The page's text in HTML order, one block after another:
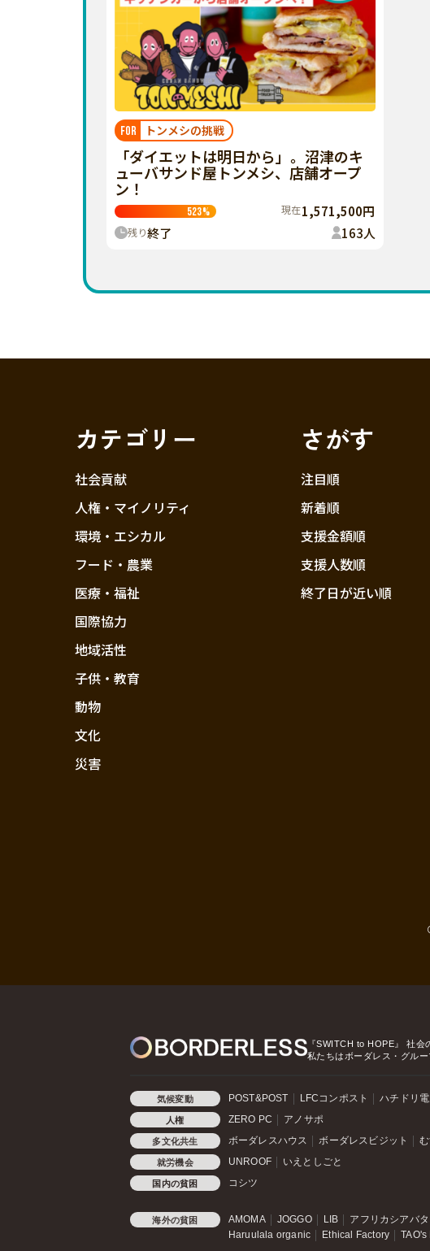
FOR トンメシの挑戦
「ダイエットは明日から」。沼津のキ
ューバサンド屋トンメシ、店舗オープ
ン！
523% 現在1,571,500円
残り終了 163人
カテゴリー
社会貢献
人権・マイノリティ
環境・エシカル
フード・農業
医療・福祉
国際協力
地域活性
子供・教育
動物
文化
災害
さがす
注目順
新着順
支援金額順
支援人数順
終了日が近い順
『SWITCH to HOPE』
社会
私たちはボーダレス・グルー
気候変動 POST&POST LFCコンポスト ハチドリ
人権 ZERO PC アノサポ
多文化共生 ボーダレスハウス ボーダレスビジット
就労機会 UNROOF いえとしごと
国内の貧困 コシツ
海外の貧困 AMOMA JOGGO LIB
アフリカシアバ
Haruulala organic
Ethical Factory TAO's